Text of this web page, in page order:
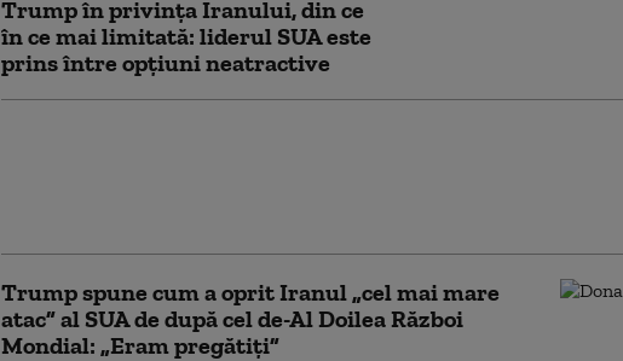
Trump în privința Iranului, din ce
în ce mai limitată: liderul SUA este
prins între opțiuni neatractive
Trump spune cum a oprit Iranul „cel mai mare
atac” al SUA de după cel de-Al Doilea Război
Mondial: „Eram pregătiți”